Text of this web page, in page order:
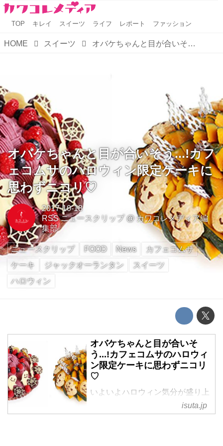
TOP キレイ スイーツ ライフ レポート ファッション
HOME スイーツ オバケちゃんと目が合いそう...!カフェコムサのハロウィン限定ケーキに思わずニコリ♡
オバケちゃんと目が合いそう...!カフ
ェコムサのハロウィン限定ケーキに
思わずニコリ♡
2017-10-18
RSS ニュースクリップ@ カワコレメディア編
集部
ニュースクリップ FOOD News
カフェコムサ
ケーキ
ジャックオーランタン
スイーツ
ハロウィン
オバケちゃんと目が合いそ
う...!カフェコムサのハロウィ
ン限定ケーキに思わずニコリ
♡
いよいよハロウィン気分が盛り上
ハロウィンホムパにもってこいの
isuta.jp